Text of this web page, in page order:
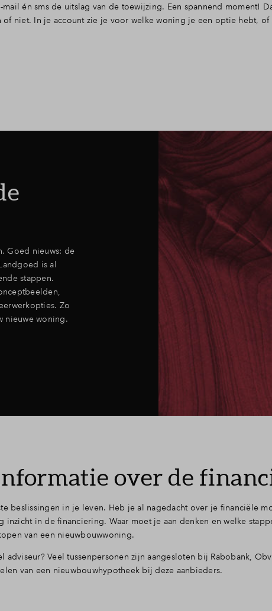
én sms de uitslag van de toewijzing. Een spannend moment!
niet. In je account zie je voor welke woning je een optie hebt, of
Goed nieuws: de
is al
stappen.
Zo
nieuwe woning.
over de
beslissingen in je leven. Heb je al nagedacht over je financiële
inzicht in de financiering. Waar moet je aan denken en welke
van een nieuwbouwwoning.
Veel tussenpersonen zijn aangesloten bij Rabobank,
van een nieuwbouwhypotheek bij deze aanbieders.